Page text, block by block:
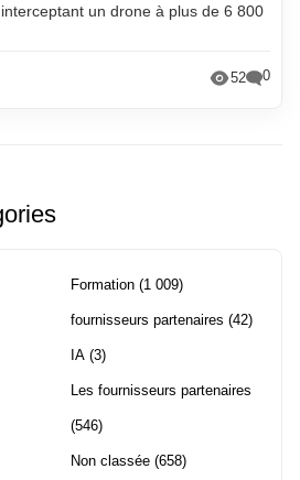
un drone à plus de 6 800
52 0
Formation (1 009)
fournisseurs partenaires (42)
IA (3)
Les fournisseurs partenaires
(546)
Non classée (658)